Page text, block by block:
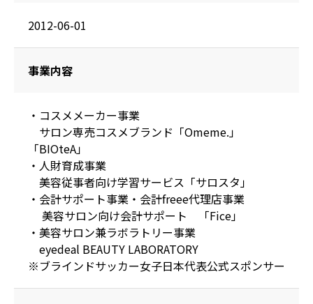
2012-06-01
事業内容
・コスメメーカー事業
サロン専売コスメブランド「Omeme.」
「BIOteA」
・人財育成事業
美容従事者向け学習サービス「サロスタ」
・会計サポート事業・会計freee代理店事業
・美容サロン兼ラボラトリー事業
eyedeal BEAUTY LABORATORY
※ブラインドサッカー女子日本代表公式スポンサー